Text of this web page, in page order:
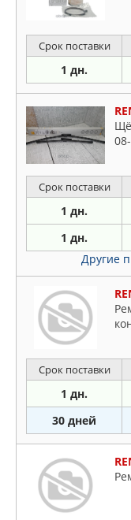
Срок поставки
1 дн.
Срок поставки
1 дн.
1 дн.
Другие
Срок поставки
1 дн.
30 дней